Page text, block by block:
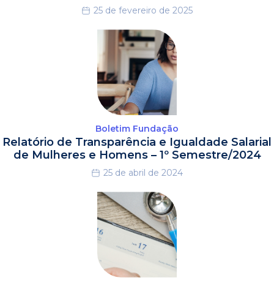
25 de fevereiro de 2025
Boletim Fundação
Relatório de Transparência e Igualdade Salarial
de Mulheres e Homens – 1º Semestre/2024
25 de abril de 2024